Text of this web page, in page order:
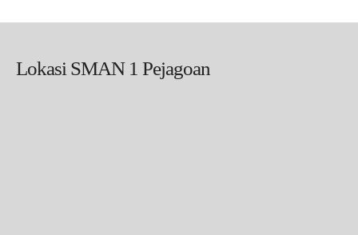
Lokasi SMAN 1 Pejagoan